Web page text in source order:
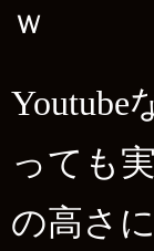
ｗ
Youtube
っても
の高さ